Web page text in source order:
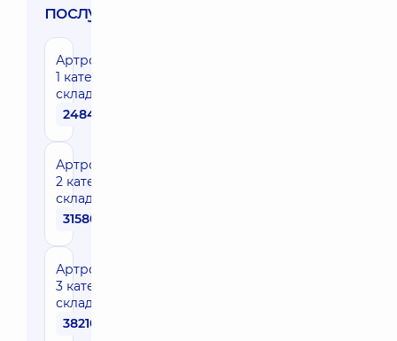
послуги:
Артроскопія
1 категорії
складності
24840 грн
Артроскопія
2 категорії
складності
31580 грн
Артроскопія
3 категорії
складності
38210 грн